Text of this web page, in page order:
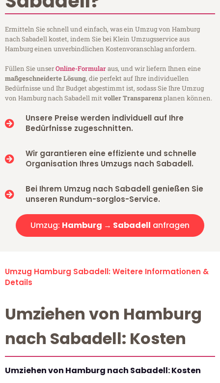
Ermitteln Sie schnell und einfach, was ein Umzug von Hamburg
nach Sabadell kostet, indem Sie bei Klein Umzugsservice aus
Hamburg einen unverbindlichen Kostenvoranschlag anfordern.
Füllen Sie unserOnline-Formularaus, und wir liefern Ihnen eine
maßgeschneiderte Lösung, die perfekt auf Ihre individuellen
Bedürfnisse und Ihr Budget abgestimmt ist, sodass Sie Ihre Umzug
von Hamburg nach Sabadell mitvoller Transparenzplanen können.
Unsere Preise werden individuell auf Ihre
Bedürfnisse zugeschnitten.
Wir garantieren eine effiziente und schnelle
Organisation Ihres Umzugs nach Sabadell.
Bei Ihrem Umzug nach Sabadell genießen Sie
unseren Rundum-sorglos-Service.
Umzug: Hamburg → Sabadell anfragen
Umzug Hamburg Sabadell: Weitere Informationen &
Details
Umziehen von Hamburg
nach Sabadell: Kosten
Umziehen von Hamburg nach Sabadell: Kosten